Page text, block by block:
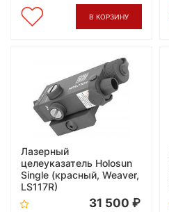
В КОРЗИНУ
Лазерный
целеуказатель Holosun
Single (красный, Weaver,
LS117R)
31 500